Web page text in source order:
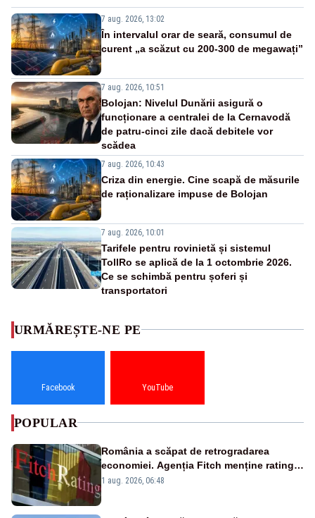
7 aug. 2026, 13:02
În intervalul orar de seară, consumul de
curent „a scăzut cu 200-300 de megawați”
7 aug. 2026, 10:51
Bolojan: Nivelul Dunării asigură o
funcționare a centralei de la Cernavodă
de patru-cinci zile dacă debitele vor
scădea
7 aug. 2026, 10:43
Criza din energie. Cine scapă de măsurile
de raționalizare impuse de Bolojan
7 aug. 2026, 10:01
Tarifele pentru rovinietă și sistemul
TollRo se aplică de la 1 octombrie 2026.
Ce se schimbă pentru șoferi și
transportatori
URMĂREȘTE-NE PE
Facebook YouTube
POPULAR
România a scăpat de retrogradarea
economiei. Agenția Fitch menține ratingul
„BBB-” cu perspectivă negativă
1 aug. 2026, 06:48